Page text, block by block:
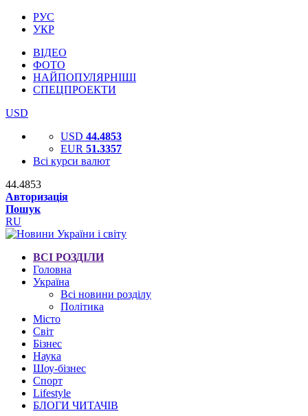
РУС
УКР
ВІДЕО
ФОТО
НАЙПОПУЛЯРНІШІ
СПЕЦПРОЕКТИ
USD
USD 44.4853
EUR 51.3357
Всі курси валют
44.4853
Авторизація
Пошук
RU
ВСІ РОЗДІЛИ
Головна
Україна
Всі новини розділу
Політика
Місто
Світ
Бізнес
Наука
Шоу-бізнес
Спорт
Lifestyle
БЛОГИ ЧИТАЧІВ